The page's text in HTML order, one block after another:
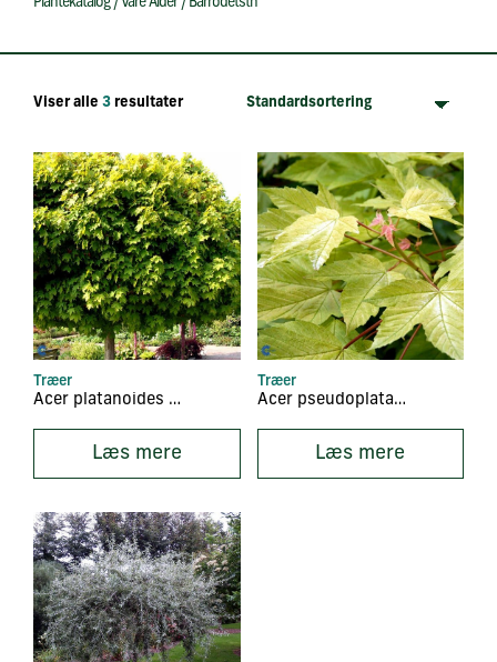
Viser alle 3 resultater
Træer
Acer platanoides ‘Globosum’
Læs mere
Træer
Acer pseudoplatanus ‘Brilliantissimum’
Læs mere